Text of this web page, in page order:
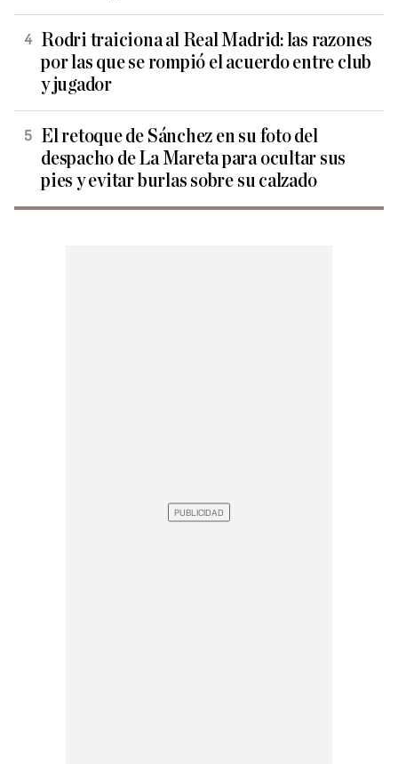
Rodri traiciona al Real Madrid: las razones
por las que se rompió el acuerdo entre club
y jugador
El retoque de Sánchez en su foto del
despacho de La Mareta para ocultar sus
pies y evitar burlas sobre su calzado